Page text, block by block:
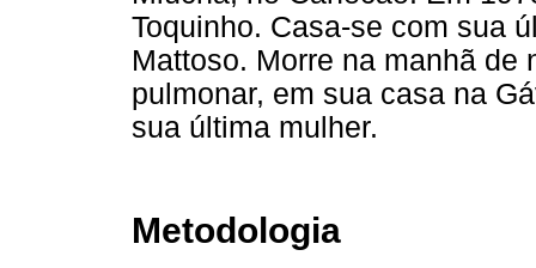
Toquinho. Casa-se com sua
Mattoso. Morre na manhã de
pulmonar, em sua casa na
sua última mulher.
Metodologia